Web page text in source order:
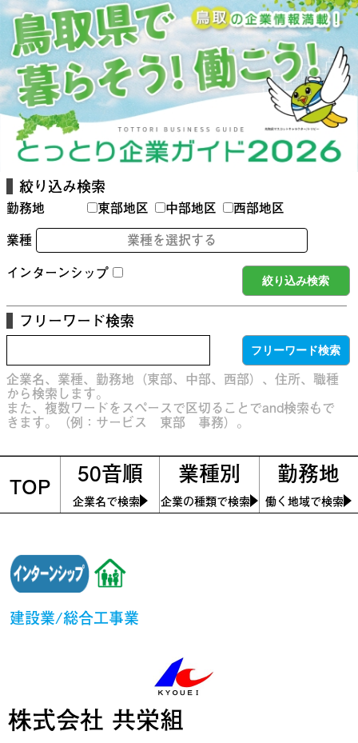
絞り込み検索
勤務地 東部地区 中部地区
西部地区
業種
業種を選択する
インターンシップ
フリーワード検索
企業名、業種、勤務地（東部、中部、西部）、住所、職種
から検索します。
また、複数ワードをスペースで区切ることでand検索もで
きます。（例：サービス 東部 事務）。
TOP 50音順
企業名で検索
業種別
企業の種類で検索
勤務地
働く地域で検索
建設業/総合工事業
株式会社 共栄組